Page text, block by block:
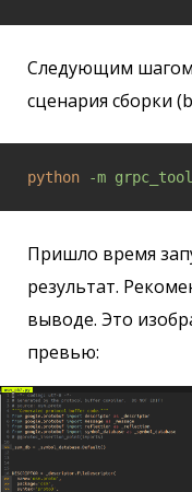
Следующим шагом
сценария сборки
python -m
Пришло время
результат.
выводе. Это
превью: